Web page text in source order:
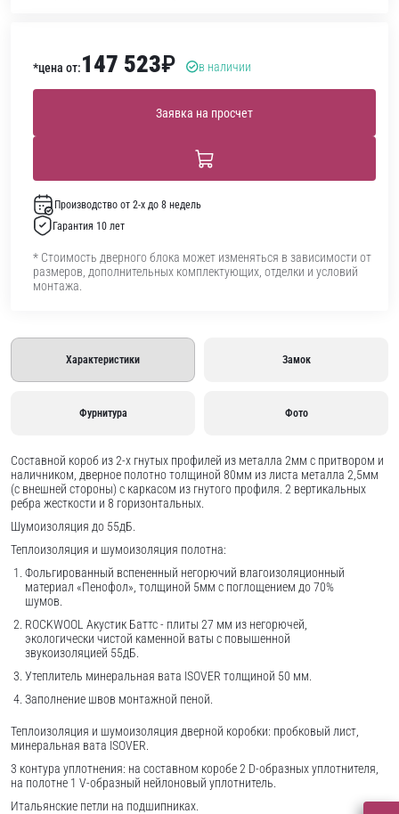
*цена от:147 523₽ в наличии
Заявка на просчет
Производство от 2-х до 8 недель
Гарантия 10 лет
* Стоимость дверного блока может изменяться в зависимости от
размеров, дополнительных комплектующих, отделки и условий
монтажа.
Характеристики Замок
Фурнитура Фото
Составной короб из 2-х гнутых профилей из металла 2мм с притвором и
наличником, дверное полотно толщиной 80мм из листа металла 2,5мм
(с внешней стороны) c каркасом из гнутого профиля. 2 вертикальных
ребра жесткости и 8 горизонтальных.
Шумоизоляция до 55дБ.
Теплоизоляция и шумоизоляция полотна:
Фольгированный вспененный негорючий влагоизоляционный
материал «Пенофол», толщиной 5мм с поглощением до 70%
шумов.
ROCKWOOL Акустик Баттс - плиты 27 мм из негорючей,
экологически чистой каменной ваты с повышенной
звукоизоляцией 55дБ.
Утеплитель минеральная вата ISOVER толщиной 50 мм.
Заполнение швов монтажной пеной.
Теплоизоляция и шумоизоляция дверной коробки: пробковый лист,
минеральная вата ISOVER.
3 контура уплотнения: на составном коробе 2 D-образных уплотнителя,
на полотне 1 V-образный нейлоновый уплотнитель.
Итальянские петли на подшипниках.